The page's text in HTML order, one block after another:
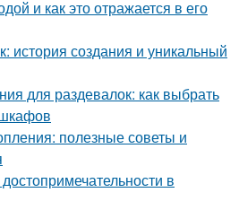
и как это отражается в его
история создания и уникальный
для раздевалок: как выбрать
полезные советы и
в